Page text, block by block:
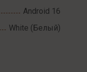
Android 16
White (Белый)